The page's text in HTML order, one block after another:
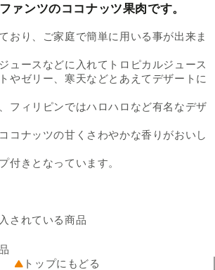
ァンツのココナッツ果肉です。
おり、ご家庭で簡単に用いる事が出来ま
ュースなどに入れてトロピカルジュース
やゼリー、寒天などとあえてデザートに
フィリピンではハロハロなど有名なデザ
コナッツの甘くさわやかな香りがおいし
付きとなっています。
ココナッツ果肉、砂糖／酸味
ー：89kcal、たんぱく質：
可能性があります。
全国
されている商品
トップにもどる